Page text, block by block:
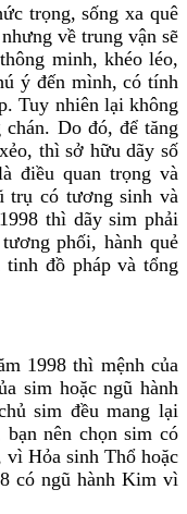
trọng, sống xa quê
về trung vận sẽ
minh, khéo léo,
ý đến mình, có tính
Tuy nhiên lại không
Do đó, để tăng
thì sở hữu dãy số
điều quan trọng và
trụ có tương sinh và
thì dãy sim phải
phối, hành quẻ
đồ pháp và tổng
1998 thì mệnh của
sim hoặc ngũ hành
sim đều mang lại
nên chọn sim có
vì Hỏa sinh Thổ hoặc
có ngũ hành Kim vì